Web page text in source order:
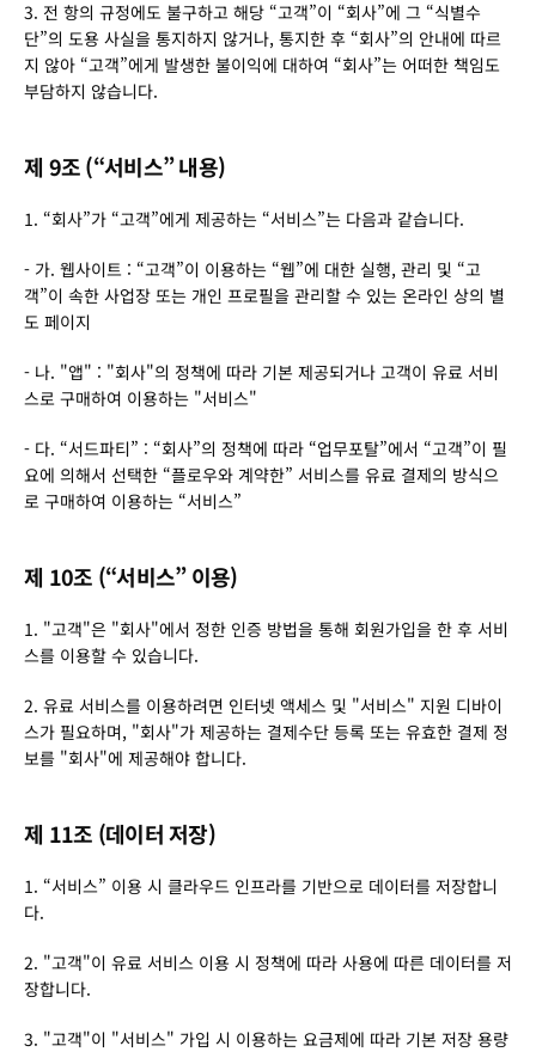
3. 전 항의 규정에도 불구하고 해당 “고객”이 “회사”에 그 “식별수
단”의 도용 사실을 통지하지 않거나, 통지한 후 “회사”의 안내에 따르
지 않아 “고객”에게 발생한 불이익에 대하여 “회사”는 어떠한 책임도
부담하지 않습니다.
제 9조 (“서비스” 내용)
1. “회사”가 “고객”에게 제공하는 “서비스”는 다음과 같습니다.
- 가. 웹사이트 : “고객”이 이용하는 “웹”에 대한 실행, 관리 및 “고
객”이 속한 사업장 또는 개인 프로필을 관리할 수 있는 온라인 상의 별
도 페이지
- 나. "앱" : "회사"의 정책에 따라 기본 제공되거나 고객이 유료 서비
스로 구매하여 이용하는 "서비스"
- 다. “서드파티” : “회사”의 정책에 따라 “업무포탈”에서 “고객”이 필
요에 의해서 선택한 “플로우와 계약한” 서비스를 유료 결제의 방식으
로 구매하여 이용하는 “서비스”
제 10조 (“서비스” 이용)
1. "고객"은 "회사"에서 정한 인증 방법을 통해 회원가입을 한 후 서비
스를 이용할 수 있습니다.
2. 유료 서비스를 이용하려면 인터넷 액세스 및 "서비스" 지원 디바이
스가 필요하며, "회사"가 제공하는 결제수단 등록 또는 유효한 결제 정
보를 "회사"에 제공해야 합니다.
제 11조 (데이터 저장)
1. “서비스” 이용 시 클라우드 인프라를 기반으로 데이터를 저장합니
다.
2. "고객"이 유료 서비스 이용 시 정책에 따라 사용에 따른 데이터를 저
장합니다.
3. "고객"이 "서비스" 가입 시 이용하는 요금제에 따라 기본 저장 용량